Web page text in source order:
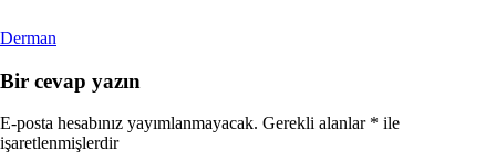
Derman
Bir cevap yazın
E-posta hesabınız yayımlanmayacak. Gerekli alanlar * ile
işaretlenmişlerdir